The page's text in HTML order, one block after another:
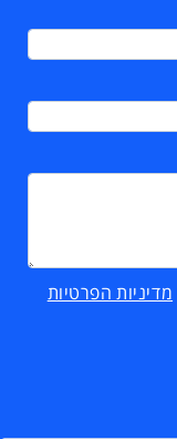
מדיניות הפרטיות